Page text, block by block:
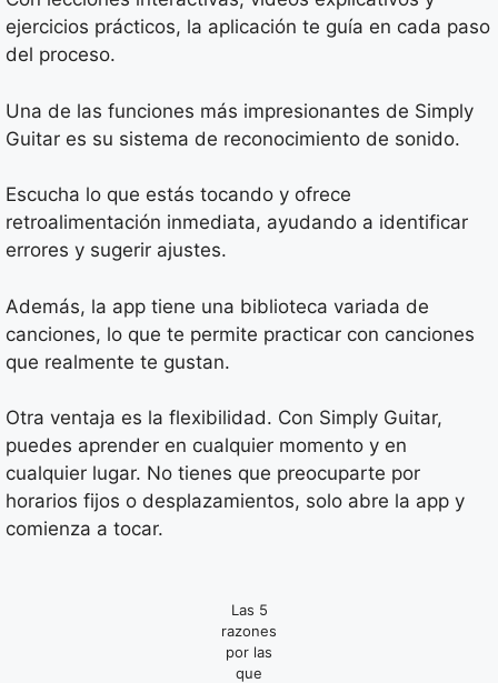
ejercicios prácticos, la aplicación te guía en cada paso
del proceso.
Una de las funciones más impresionantes de Simply
Guitar es su sistema de reconocimiento de sonido.
Escucha lo que estás tocando y ofrece
retroalimentación inmediata, ayudando a identificar
errores y sugerir ajustes.
Además, la app tiene una biblioteca variada de
canciones, lo que te permite practicar con canciones
que realmente te gustan.
Otra ventaja es la flexibilidad. Con Simply Guitar,
puedes aprender en cualquier momento y en
cualquier lugar. No tienes que preocuparte por
horarios fijos o desplazamientos, solo abre la app y
comienza a tocar.
Las 5
razones
por las
que